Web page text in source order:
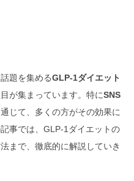
題を集めるGLP-1ダイエット
が集まっています。特にSNS
じて、多くの方がその効果に
事では、GLP-1ダイエットの
まで、徹底的に解説していき